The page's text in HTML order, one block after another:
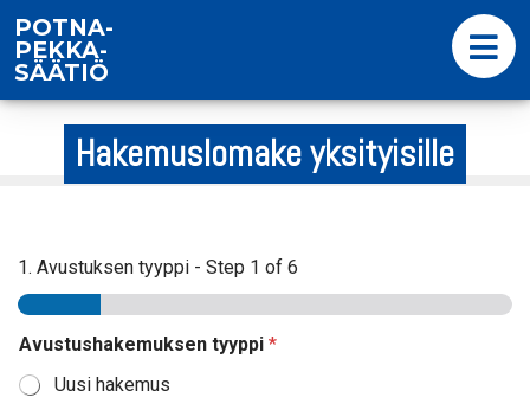
POTNA-
PEKKA-
SÄÄTIÖ
Hakemuslomake yksityisille
1. Avustuksen tyyppi - Step 1 of 6
Avustushakemuksen tyyppi *
Uusi hakemus